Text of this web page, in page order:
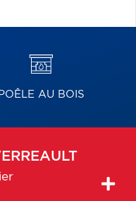
POÊLE AU BOIS